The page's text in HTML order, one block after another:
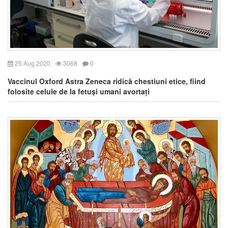
25 Aug 2020 3068 0
Vaccinul Oxford Astra Zeneca ridică chestiuni etice, fiind
folosite celule de la fetuși umani avortați